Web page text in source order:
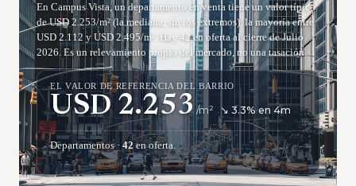
En Campus Vista, un departamento en venta tiene un valor típico
de USD 2.253/m² (la mediana, sin los extremos), la mayoría entre
USD 2.112 y USD 2.495/m². Hay 42 en oferta al cierre de Julio
2026. Es un relevamiento propio del mercado, no una tasación.
EL VALOR DE REFERENCIA DEL BARRIO
USD2.253/m² ↘ 3.3% en 4m
Departamentos· 42en oferta.